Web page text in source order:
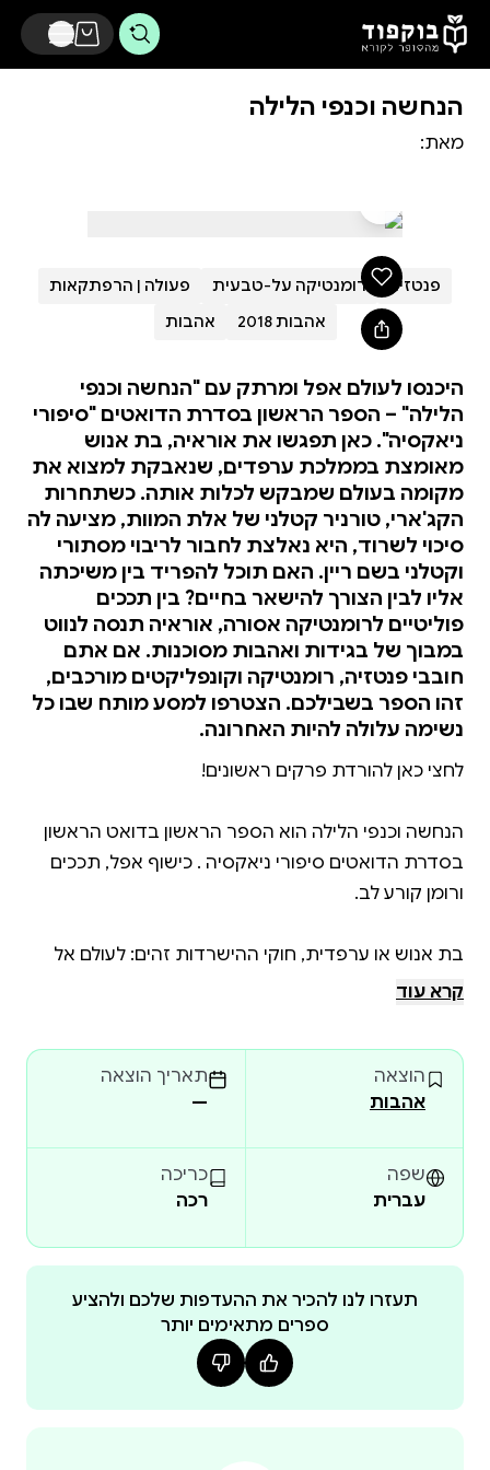
דלג לתוכן הראשי
הנחשה וכנפי הלילה
מאת:
פנטזיה רומנטיקה על-טבעית
פעולה | הרפתקאות
אהבות 2018
אהבות
היכנסו לעולם אפל ומרתק עם "הנחשה וכנפי
הלילה" – הספר הראשון בסדרת הדואטים "סיפורי
ניאקסיה". כאן תפגשו את אוראיה, בת אנוש
מאומצת בממלכת ערפדים, שנאבקת למצוא את
מקומה בעולם שמבקש לכלות אותה. כשתחרות
הקג'ארי, טורניר קטלני של אלת המוות, מציעה לה
סיכוי לשרוד, היא נאלצת לחבור לריבוי מסתורי
וקטלני בשם ריין. האם תוכל להפריד בין משיכתה
אליו לבין הצורך להישאר בחיים? בין תככים
פוליטיים לרומנטיקה אסורה, אוראיה תנסה לנווט
במבוך של בגידות ואהבות מסוכנות. אם אתם
חובבי פנטזיה, רומנטיקה וקונפליקטים מורכבים,
זהו הספר בשבילכם. הצטרפו למסע מותח שבו כל
נשימה עלולה להיות האחרונה.
הנחשה וכנפי הלילה הוא הספר הראשון בדואט הראשון
בסדרת הדואטים סיפורי ניאקסיה . כישוף אפל, תככים
בת אנוש או ערפדית, חוקי ההישרדות זהים: לעולם אל
אוראיה, בת-האנוש המאומצת של מלך ערפדי
ילודי-הלילה, חצבה לה מקום משלה בעולם שנועד להרוג
אותה. הסיכוי היחיד שלה להפוך ליותר מטרף בלבד הוא
אבל לא יהיה קל להביס את הלוחמים הכי אכזריים מכל
שלושת בתי הערפדים. על מנת לשרוד, אוראיה נאלצת
כל דבר שקשור בריין הוא מסוכן. הוא ערפד חסר רחמים,
רוצח יעיל, אויב הכתר של אביה… והמתחרה הכי רציני
שלה. ועם זאת, מה שהכי מבהיל את אוראיה זו ההבנה
קרא עוד
הוצאה
אהבות
תאריך הוצאה
—
שפה
עברית
כריכה
רכה
תעזרו לנו להכיר את ההעדפות שלכם ולהציע
ספרים מתאימים יותר